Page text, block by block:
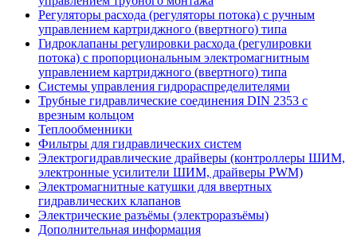
Регуляторы расхода (регуляторы потока) с ручным
управлением картриджного (ввертного) типа
Гидроклапаны регулировки расхода (регулировки
потока) с пропорциональным электромагнитным
управлением картриджного (ввертного) типа
Системы управления гидрораспределителями
Трубные гидравлические соединения DIN 2353 с
врезным кольцом
Теплообменники
Фильтры для гидравлических систем
Электрогидравлические драйверы (контроллеры ШИМ,
электронные усилители ШИМ, драйверы PWM)
Электромагнитные катушки для ввертных
гидравлических клапанов
Электрические разъёмы (электроразъёмы)
Дополнительная информация